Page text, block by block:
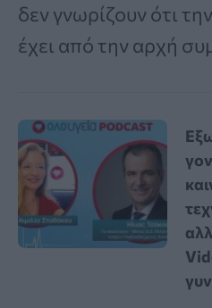
δεν γνωρίζουν ότι
έχει από την αρχή